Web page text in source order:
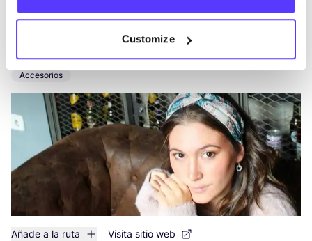
Customize
Umami
Accesorios
Añade a la ruta Visita sitio web
like